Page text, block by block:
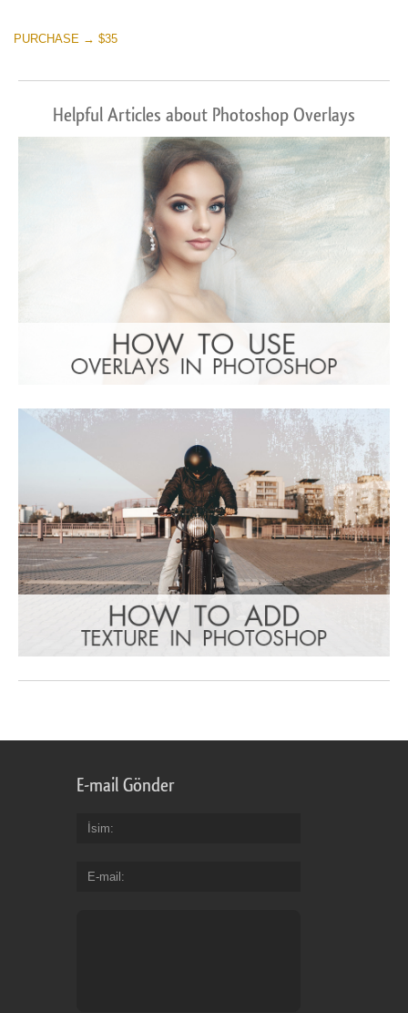
PURCHASE → $35
Helpful Articles about Photoshop Overlays
E-mail Gönder
İsim
E-mail